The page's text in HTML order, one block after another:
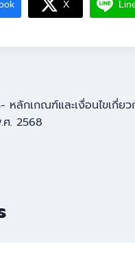
X
หลักเกณฑ์และเงื่อนไขเกี่ย
. 2568